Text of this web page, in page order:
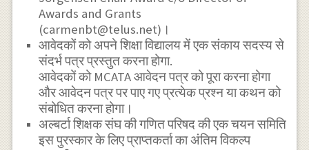
Awards and Grants
(carmenbt@telus.net)।
आवेदकों को अपने शिक्षा विद्यालय में एक संकाय सदस्य से
संदर्भ पत्र प्रस्तुत करना होगा.
आवेदकों को MCATA आवेदन पत्र को पूरा करना होगा
और आवेदन पत्र पर पाए गए प्रत्येक प्रश्न या कथन को
संबोधित करना होगा।
अल्बर्टा शिक्षक संघ की गणित परिषद की एक चयन समिति
इस पुरस्कार के लिए प्राप्तकर्ता का अंतिम विकल्प